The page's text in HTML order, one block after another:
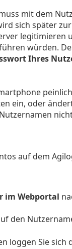
mit dem
sich später
würden.
Ihres
ein, oder
auf dem
im Webportal
den
loggen Sie sich